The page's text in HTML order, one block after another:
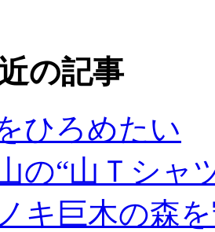
の記事
ひろめたい
の“山Ｔシャ
キ巨木の森